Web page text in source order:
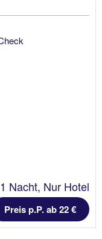
1 Nacht, Nur Hotel
Preis p.P. ab 22 €